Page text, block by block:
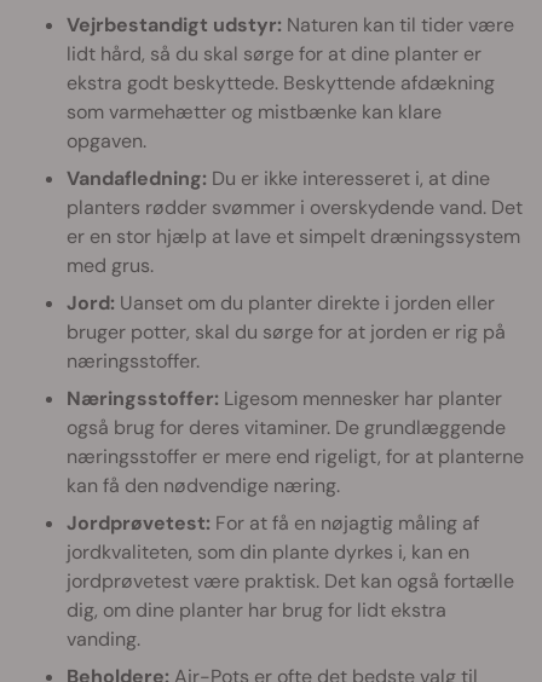
Vejrbestandigt udstyr: Naturen kan til tider være
lidt hård, så du skal sørge for at dine planter er
ekstra godt beskyttede. Beskyttende afdækning
som varmehætter og mistbænke kan klare
opgaven.
Vandafledning: Du er ikke interesseret i, at dine
planters rødder svømmer i overskydende vand. Det
er en stor hjælp at lave et simpelt dræningssystem
med grus.
Jord: Uanset om du planter direkte i jorden eller
bruger potter, skal du sørge for at jorden er rig på
næringsstoffer.
Næringsstoffer: Ligesom mennesker har planter
også brug for deres vitaminer. De grundlæggende
næringsstoffer er mere end rigeligt, for at planterne
kan få den nødvendige næring.
Jordprøvetest: For at få en nøjagtig måling af
jordkvaliteten, som din plante dyrkes i, kan en
jordprøvetest være praktisk. Det kan også fortælle
dig, om dine planter har brug for lidt ekstra
vanding.
Beholdere: Air-Pots er ofte det bedste valg til